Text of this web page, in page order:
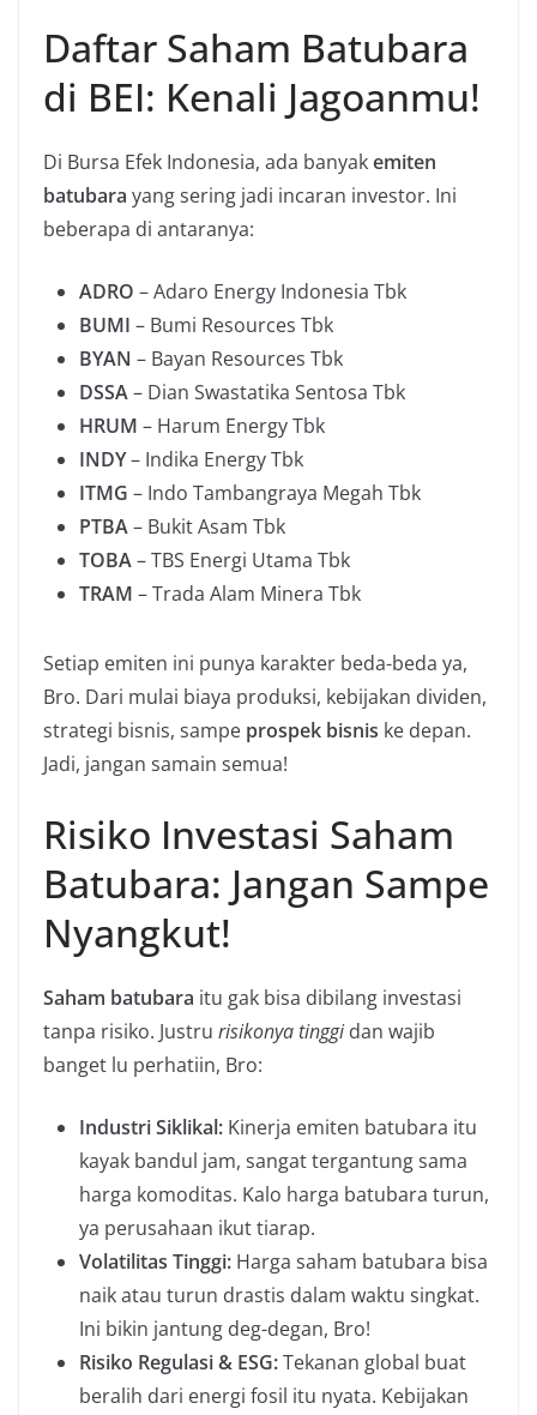
Daftar Saham Batubara
di BEI: Kenali Jagoanmu!
Di Bursa Efek Indonesia, ada banyakemiten
batubara yang sering jadi incaran investor. Ini
beberapa di antaranya:
ADRO – Adaro Energy Indonesia Tbk
BUMI – Bumi Resources Tbk
BYAN – Bayan Resources Tbk
DSSA– Dian Swastatika Sentosa Tbk
HRUM – Harum Energy Tbk
INDY– Indika Energy Tbk
ITMG – Indo Tambangraya Megah Tbk
PTBA– Bukit Asam Tbk
TOBA– TBS Energi Utama Tbk
TRAM – Trada Alam Minera Tbk
Setiap emiten ini punya karakter beda-beda ya,
Bro. Dari mulai biaya produksi, kebijakan dividen,
strategi bisnis, sampe prospek bisnis ke depan.
Jadi, jangan samain semua!
Risiko Investasi Saham
Batubara: Jangan Sampe
Nyangkut!
Saham batubara itu gak bisa dibilang investasi
tanpa risiko. Justru risikonya tinggidan wajib
banget lu perhatiin, Bro:
Industri Siklikal: Kinerja emiten batubara itu
kayak bandul jam, sangat tergantung sama
harga komoditas. Kalo harga batubara turun,
ya perusahaan ikut tiarap.
Volatilitas Tinggi: Harga saham batubara bisa
naik atau turun drastis dalam waktu singkat.
Ini bikin jantung deg-degan, Bro!
Risiko Regulasi & ESG:Tekanan global buat
beralih dari energi fosil itu nyata. Kebijakan